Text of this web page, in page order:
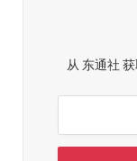
从 东通社